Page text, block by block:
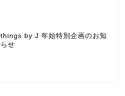
things by J 年始特別企画のお知
らせ